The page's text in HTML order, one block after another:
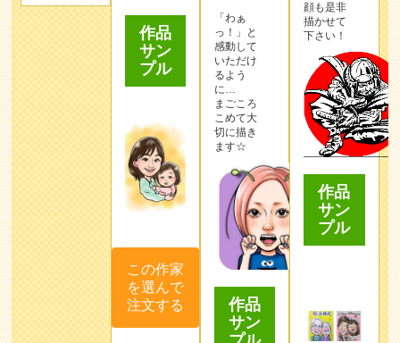
作品
サン
プル
この作家
を選んで
注文する
「わぁ
っ！」と
感動して
いただけ
るよう
に…
まごころ
こめて大
切に描き
ます☆
作品
サン
顔も是非
描かせて
下さい！
作品
サン
プル